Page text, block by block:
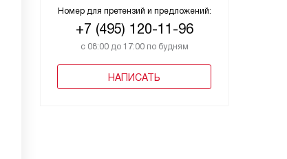
Номер для претензий и предложений:
+7 (495) 120-11-96
с 08:00 до 17:00 по будням
НАПИСАТЬ